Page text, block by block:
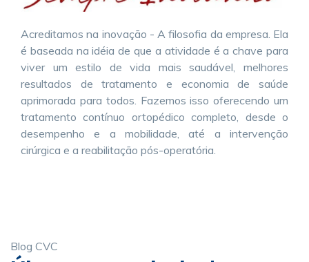
Acreditamos na inovação - A filosofia da empresa. Ela
é baseada na idéia de que a atividade é a chave para
viver um estilo de vida mais saudável, melhores
resultados de tratamento e economia de saúde
aprimorada para todos. Fazemos isso oferecendo um
tratamento contínuo ortopédico completo, desde o
desempenho e a mobilidade, até a intervenção
cirúrgica e a reabilitação pós-operatória.
Blog CVC